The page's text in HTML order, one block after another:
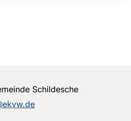
Schildesche